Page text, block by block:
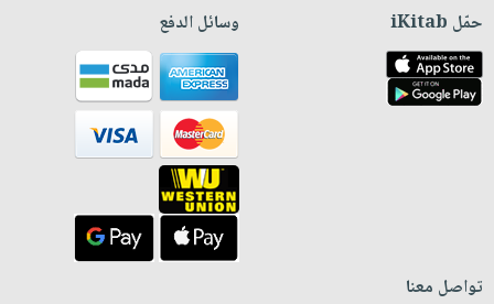
حمّل iKitab وسائل الدفع
تواصل معنا